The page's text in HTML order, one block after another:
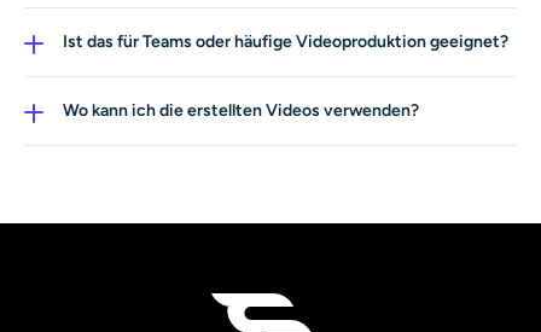
unserem KI-Videogenerator aus Text kann jede Person
Ist das für Teams oder häufige Videoproduktion geeignet?
und damit ideal für Creator und Teams, die regelmäßig
Wo kann ich die erstellten Videos verwenden?